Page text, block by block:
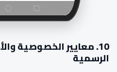
10. معايير الخصوصية
الرسمية